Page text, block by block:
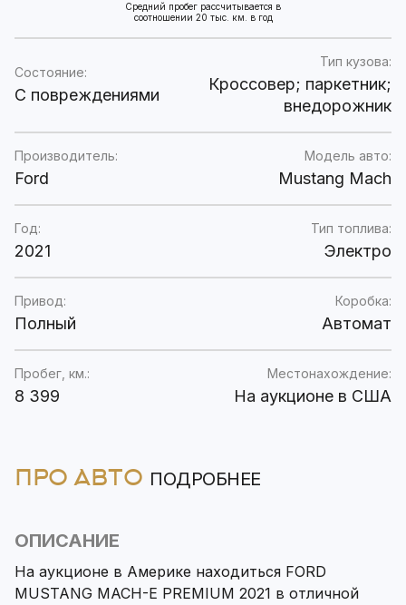
Средний пробег рассчитывается в
соотношении 20 тыс. км. в год
Состояние:
C повреждениями
Тип кузова:
Кроссовер; паркетник;
внедорожник
Производитель:
Ford
Модель авто:
Mustang Mach
Год:
2021
Тип топлива:
Электро
Привод:
Полный
Коробка:
Автомат
Пробег, км.:
8 399
Местонахождение:
На аукционе в США
ПРО АВТО ПОДРОБНЕЕ
ОПИСАНИЕ
На аукционе в Америке находиться FORD
MUSTANG MACH-E PREMIUM 2021 в отличной